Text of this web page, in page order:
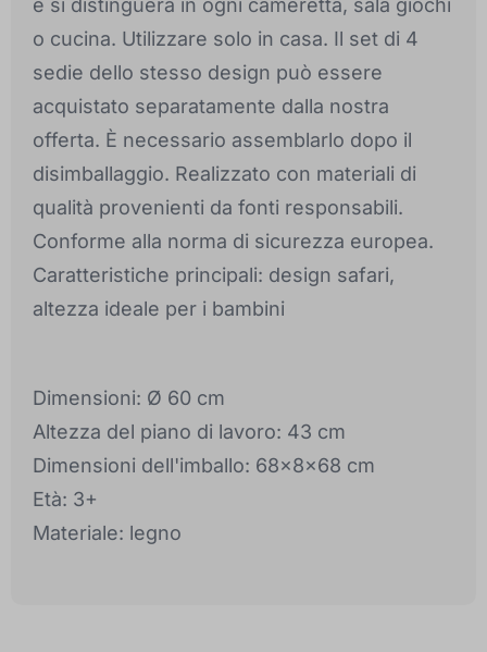
e si distinguerà in ogni cameretta, sala giochi
o cucina. Utilizzare solo in casa. Il set di 4
sedie dello stesso design può essere
acquistato separatamente dalla nostra
offerta. È necessario assemblarlo dopo il
disimballaggio. Realizzato con materiali di
qualità provenienti da fonti responsabili.
Conforme alla norma di sicurezza europea.
Caratteristiche principali: design safari,
altezza ideale per i bambini
Dimensioni: Ø 60 cm
Altezza del piano di lavoro: 43 cm
Dimensioni dell'imballo: 68x8x68 cm
Età: 3+
Materiale: legno